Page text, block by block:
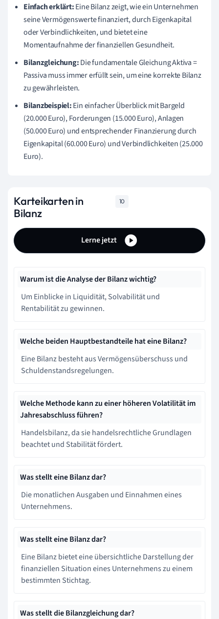
Einfach erklärt:Eine Bilanz zeigt, wie ein Unternehmen
seine Vermögenswerte finanziert, durch Eigenkapital
oder Verbindlichkeiten, und bietet eine
Momentaufnahme der finanziellen Gesundheit.
Bilanzgleichung:Die fundamentale Gleichung Aktiva =
Passiva muss immer erfüllt sein, um eine korrekte Bilanz
zu gewährleisten.
Bilanzbeispiel:Ein einfacher Überblick mit Bargeld
(20.000 Euro), Forderungen (15.000 Euro), Anlagen
(50.000 Euro) und entsprechender Finanzierung durch
Eigenkapital (60.000 Euro) und Verbindlichkeiten (25.000
Euro).
Karteikarten in
Bilanz
10
Lerne jetzt
Warum ist die Analyse der Bilanz wichtig?
Um Einblicke in Liquidität, Solvabilität und
Rentabilität zu gewinnen.
Welche beiden Hauptbestandteile hat eine Bilanz?
Eine Bilanz besteht aus Vermögensüberschuss und
Schuldenstandsregelungen.
Welche Methode kann zu einer höheren Volatilität im
Jahresabschluss führen?
Handelsbilanz, da sie handelsrechtliche Grundlagen
beachtet und Stabilität fördert.
Was stellt eine Bilanz dar?
Die monatlichen Ausgaben und Einnahmen eines
Unternehmens.
Was stellt eine Bilanz dar?
Eine Bilanz bietet eine übersichtliche Darstellung der
finanziellen Situation eines Unternehmens zu einem
bestimmten Stichtag.
Was stellt die Bilanzgleichung dar?